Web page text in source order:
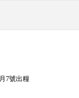
7號出糧